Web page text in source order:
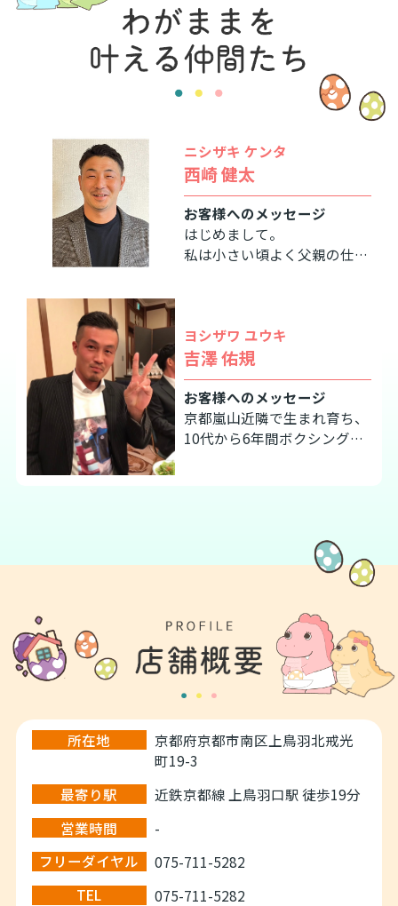
ニシザキ ケンタ
西崎 健太
お客様へのメッセージ
はじめまして。
私は小さい頃よく父親の仕事
築の仕事に就くことを決めま
した。
仕事をする中で色々な業種の
方々と出会い、助け合いなが
らおうちを作り上げるこの仕
事に誇りを持っております。
よろしくお願い致します。
ヨシザワ ユウキ
吉澤 佑規
お客様へのメッセージ
京都嵐山近隣で生まれ育ち、
10代から6年間ボクシングに
清掃業に携わってから15年が
経ち、たくさんの経験を糧に
より一層精進して参ります。
下さい‼
よろしくお願い致します！
所在地
京都府京都市南区上鳥羽北戒光
町19-3
最寄り駅
近鉄京都線 上鳥羽口駅 徒歩19分
営業時間
-
フリーダイヤル
075-711-5282
TEL
075-711-5282